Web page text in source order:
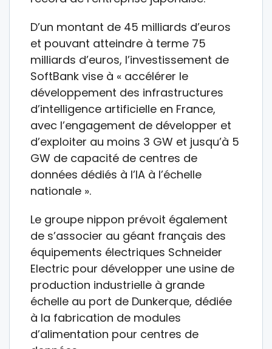
D’un montant de 45 milliards d’euros
et pouvant atteindre à terme 75
milliards d’euros, l’investissement de
SoftBank vise à « accélérer le
développement des infrastructures
d’intelligence artificielle en France,
avec l’engagement de développer et
d’exploiter au moins 3 GW et jusqu’à 5
GW de capacité de centres de
données dédiés à l’IA à l’échelle
nationale ».
Le groupe nippon prévoit également
de s’associer au géant français des
équipements électriques Schneider
Electric pour développer une usine de
production industrielle à grande
échelle au port de Dunkerque, dédiée
à la fabrication de modules
d’alimentation pour centres de